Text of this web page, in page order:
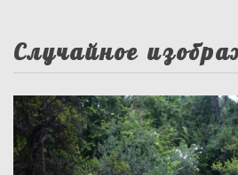
Случайное